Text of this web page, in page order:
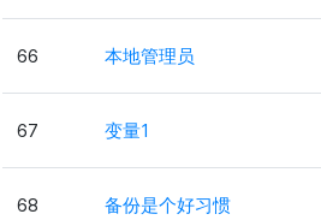
66 本地管理员
67 变量1
68 备份是个好习惯